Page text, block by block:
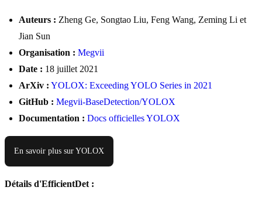
Auteurs : Zheng Ge, Songtao Liu, Feng Wang, Zeming Li et
Jian Sun
Organisation : Megvii
Date : 18 juillet 2021
ArXiv : YOLOX: Exceeding YOLO Series in 2021
GitHub : Megvii-BaseDetection/YOLOX
Documentation : Docs officielles YOLOX
En savoir plus sur YOLOX
Détails d'EfficientDet :